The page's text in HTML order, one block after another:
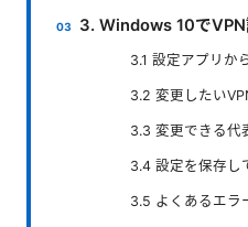
3. Windows 10で
3.1 設定アプリか
3.2 変更したい
3.3 変更できる代
3.4 設定を保存し
3.5 よくあるエラ